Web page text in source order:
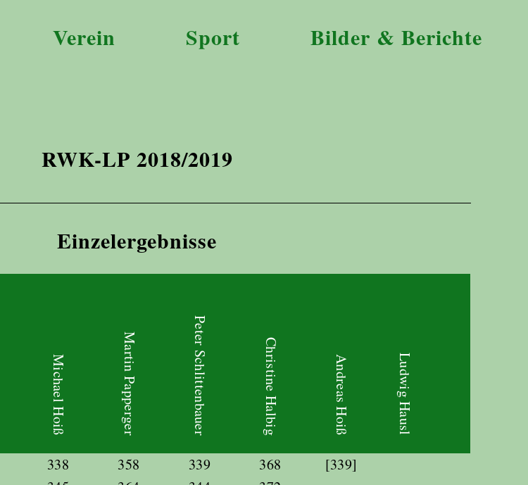
Verein Sport Bilder & Berichte
RWK-LP 2018/2019
Einzelergebnisse
Michael Hoiß Martin Papperger Peter Schlittenbauer Christine Halbig Andreas Hoiß Ludwig Hausl
338 358 339 368
[339]